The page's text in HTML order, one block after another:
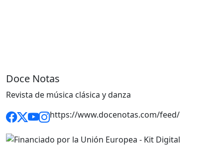
Doce Notas
Revista de música clásica y danza
https://www.docenotas.com/feed/